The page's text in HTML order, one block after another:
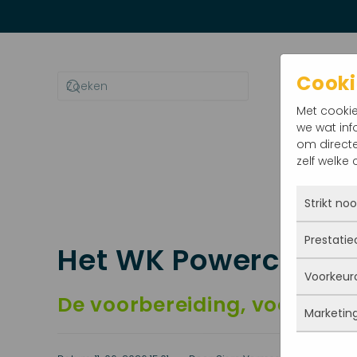
Home
Het WK Powerchair
De voorbereiding,
Met
we wat
om
zelf
Strikt
Deze
actief
jij iets
slaan
Met
blijven
bent.
Deze